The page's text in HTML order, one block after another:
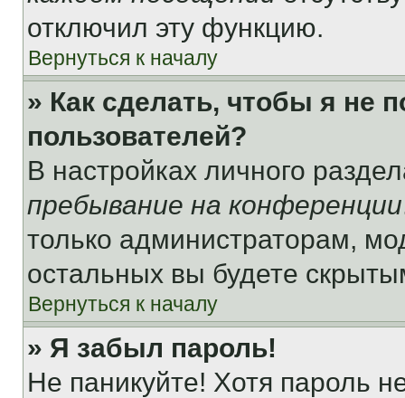
отключил эту функцию.
Вернуться к началу
» Как сделать, чтобы я не
пользователей?
В настройках личного
пребывание на конференции
только администраторам,
остальных вы будете
Вернуться к началу
» Я забыл пароль!
Не паникуйте! Хотя пароль